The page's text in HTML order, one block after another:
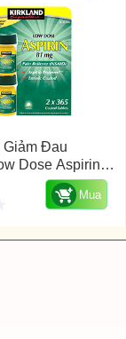
Giảm Đau
Dose Aspirin
2 Lọ X 365
Mua